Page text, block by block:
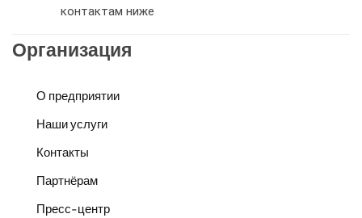
контактам ниже
Организация
О предприятии
Наши услуги
Контакты
Партнёрам
Пресс-центр